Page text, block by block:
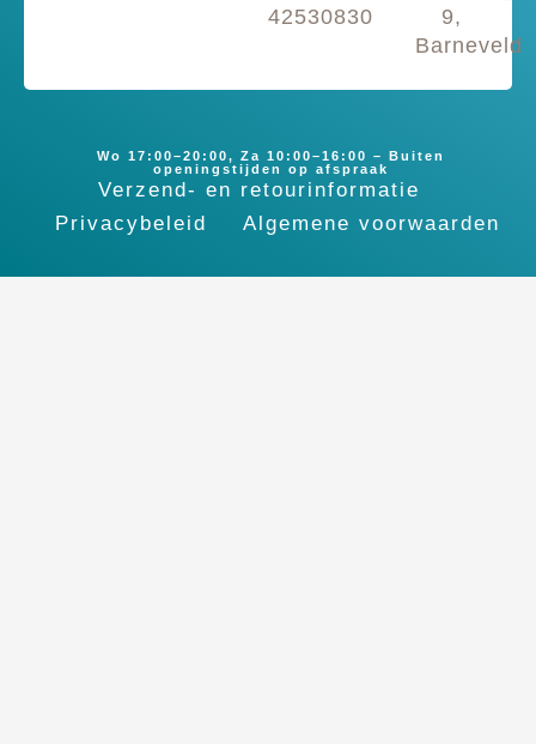
42530830
9,
Barneveld
Wo 17:00–20:00, Za 10:00–16:00 – Buiten
openingstijden op afspraak
Verzend- en retourinformatie
Privacybeleid
Algemene voorwaarden